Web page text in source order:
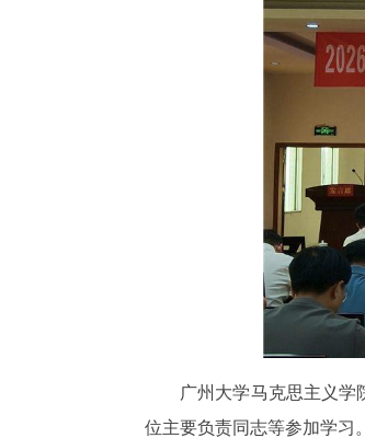
广州大学马克思主义
位主要负责同志等参加学习。